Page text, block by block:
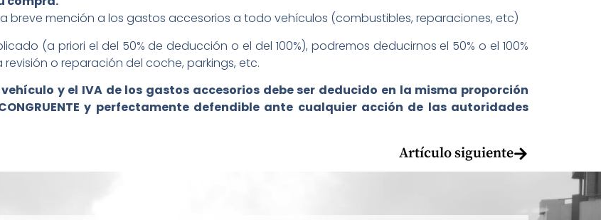
breve mención a los gastos accesorios a todo vehículos (combustibles, reparaciones, etc)
(a priori el del 50% de deducción o el del 100%), podremos deducirnos el 50% o el 100%
o reparación del coche, parkings, etc.
y el IVA de los gastos accesorios debe ser deducido en la misma proporción
y perfectamente defendible ante cualquier acción de las autoridades
Artículo siguiente